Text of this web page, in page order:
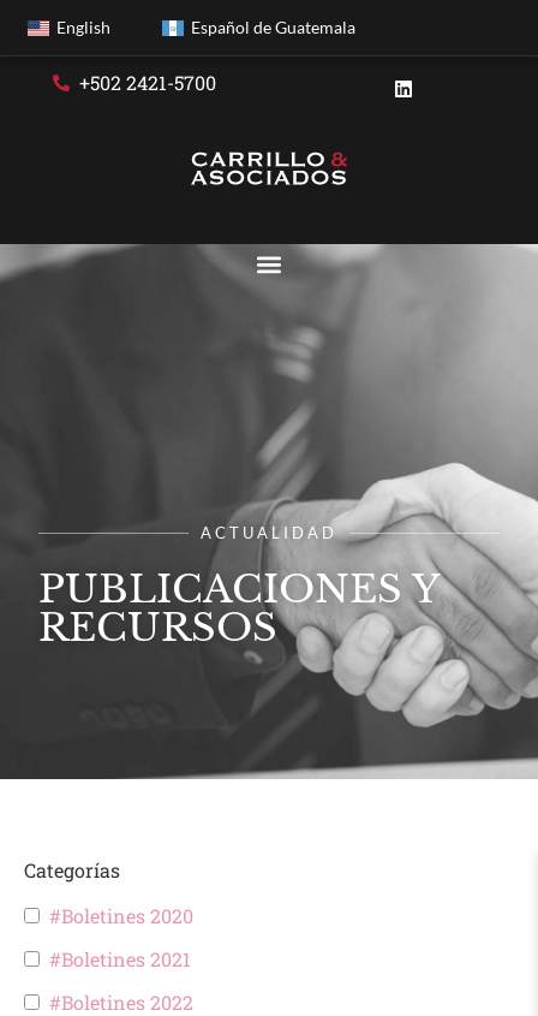
English Español de Guatemala
+502 2421-5700
ACTUALIDAD
PUBLICACIONES Y
RECURSOS
Categorías
#Boletines 2020
#Boletines 2021
#Boletines 2022